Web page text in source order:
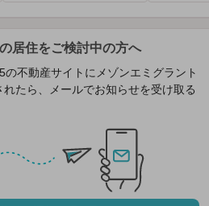
居住をご検討中の方へ
不動産サイトにメゾンエミグラント
たら、メールでお知らせを受け取る